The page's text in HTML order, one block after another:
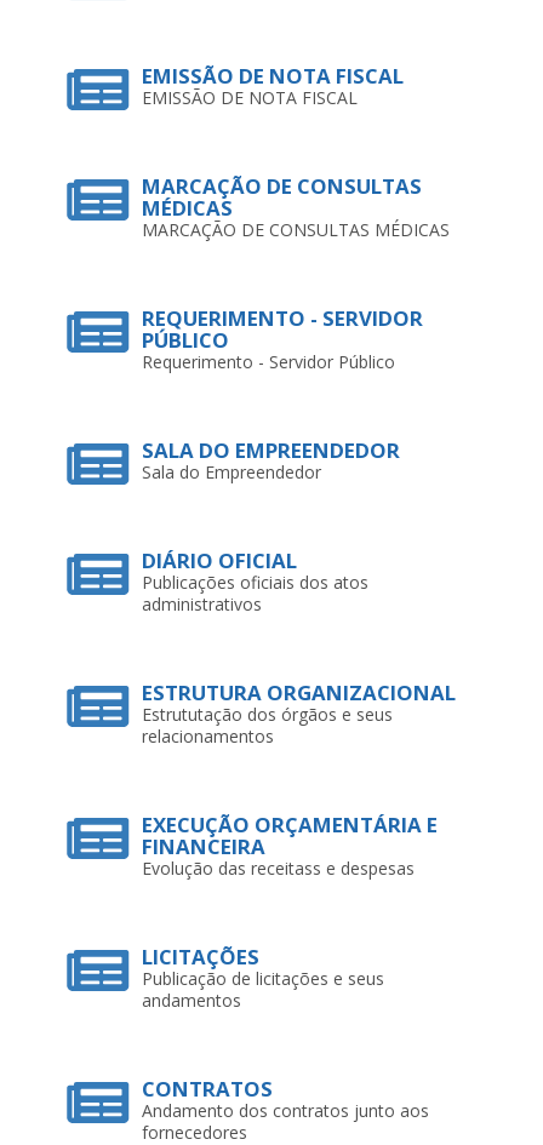
EMISSÃO DE NOTA FISCAL
EMISSÃO DE NOTA FISCAL
MARCAÇÃO DE CONSULTAS
MÉDICAS
MARCAÇÃO DE CONSULTAS MÉDICAS
REQUERIMENTO - SERVIDOR
PÚBLICO
Requerimento - Servidor Público
SALA DO EMPREENDEDOR
Sala do Empreendedor
DIÁRIO OFICIAL
Publicações oficiais dos atos
administrativos
ESTRUTURA ORGANIZACIONAL
Estrututação dos órgãos e seus
relacionamentos
EXECUÇÃO ORÇAMENTÁRIA E
FINANCEIRA
Evolução das receitass e despesas
LICITAÇÕES
Publicação de licitações e seus
andamentos
CONTRATOS
Andamento dos contratos junto aos
fornecedores